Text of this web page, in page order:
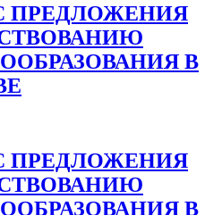
ПРЕДЛОЖЕНИЯ
В
ПРЕДЛОЖЕНИЯ
В